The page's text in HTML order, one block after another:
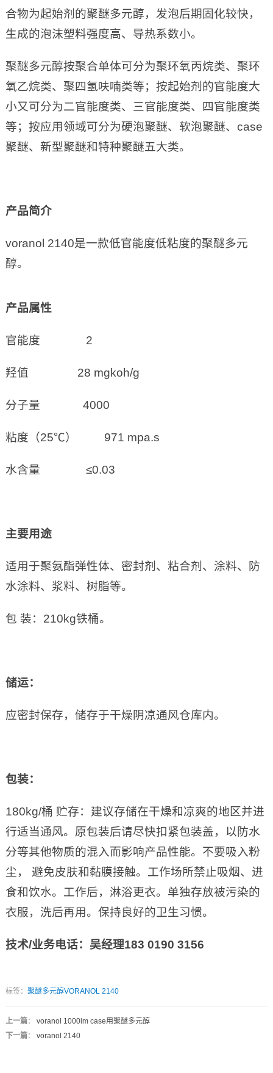
合物为起始剂的聚醚多元醇，发泡后期固化较快，
生成的泡沫塑料强度高、导热系数小。
聚醚多元醇按聚合单体可分为聚环氧丙烷类、聚环
氧乙烷类、聚四氢呋喃类等；按起始剂的官能度大
小又可分为二官能度类、三官能度类、四官能度类
等；按应用领域可分为硬泡聚醚、软泡聚醚、case
聚醚、新型聚醚和特种聚醚五大类。
产品简介
voranol 2140是一款低官能度低粘度的聚醚多元
醇。
产品属性
官能度 2
羟值 28 mgkoh/g
分子量 4000
粘度（25℃） 971 mpa.s
水含量 ≤0.03
主要用途
适用于聚氨酯弹性体、密封剂、粘合剂、涂料、防
水涂料、浆料、树脂等。
包 装：210kg铁桶。
储运：
应密封保存，储存于干燥阴凉通风仓库内。
包装：
180kg/桶 贮存：建议存储在干燥和凉爽的地区并进
行适当通风。原包装后请尽快扣紧包装盖，以防水
分等其他物质的混入而影响产品性能。不要吸入粉
尘， 避免皮肤和黏膜接触。工作场所禁止吸烟、进
食和饮水。工作后，淋浴更衣。单独存放被污染的
衣服，洗后再用。保持良好的卫生习惯。
技术/业务电话：吴经理183 0190 3156
标签： 聚醚多元醇VORANOL 2140
上一篇： voranol 1000lm case用聚醚多元醇
下一篇： voranol 2140